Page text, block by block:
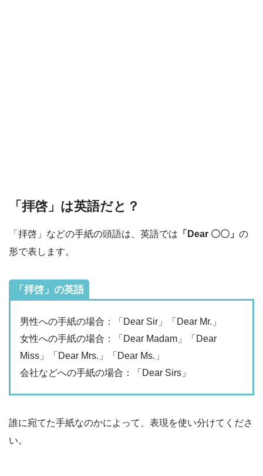
「拝啓」は英語だと？
「拝啓」などの手紙の頭語は、英語では 「Dear 〇〇」 の
形で表します。
「拝啓」の英語
男性への手紙の場合：「Dear Sir」「Dear Mr.」
女性への手紙の場合：「Dear Madam」「Dear
Miss」「Dear Mrs.」「Dear Ms.」
会社などへの手紙の場合：「Dear Sirs」
誰に宛てた手紙なのかによって、表現を使い分けてくださ
い。